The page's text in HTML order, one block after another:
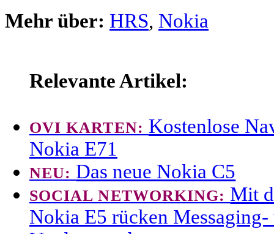
Mehr über: HRS, Nokia
Relevante Artikel:
OVI KARTEN: Kostenlose
Nokia E71
NEU: Das neue Nokia C5
SOCIAL NETWORKING: Mit
Nokia E5 rücken